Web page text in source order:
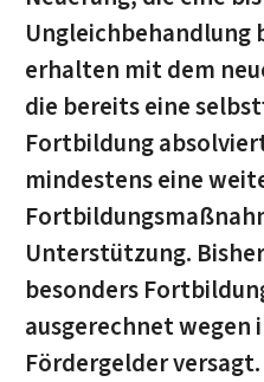
Ungleichbehandlung
erhalten mit dem
die bereits eine
Fortbildung
mindestens eine
Unterstützung.
besonders
ausgerechnet
Fördergelder versagt.